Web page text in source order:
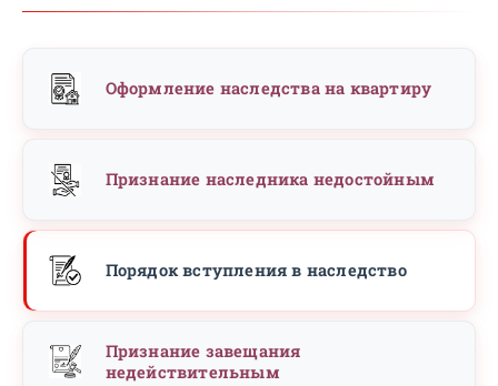
Оформление наследства на квартиру
Признание наследника недостойным
Порядок вступления в наследство
Признание завещания
недействительным